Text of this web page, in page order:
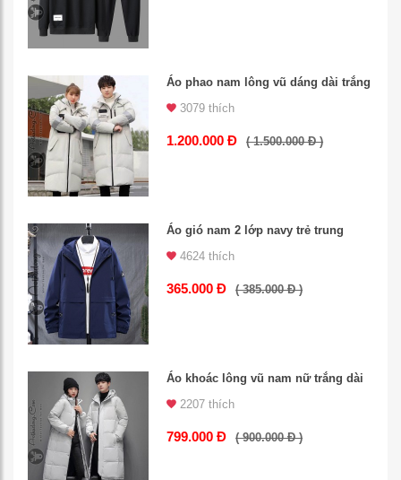
Áo phao nam lông vũ dáng dài trắng
3079 thích
1.200.000 Đ ( 1.500.000 Đ )
Áo gió nam 2 lớp navy trẻ trung
4624 thích
365.000 Đ ( 385.000 Đ )
Áo khoác lông vũ nam nữ trắng dài
2207 thích
799.000 Đ ( 900.000 Đ )